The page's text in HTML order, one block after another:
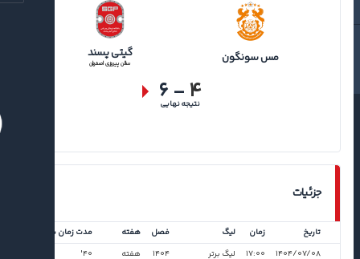
مس سونگون گیتی پسند
سالن پیروزی اصفهان
۴- ۶
نتیجه نهایی
جزئیات
تاریخ زمان لیگ فصل هفته
مدت زمان بازی
۱۴۰۴/۰۷/۰۸
۱۷:۰۰
لیگ برتر
۱۴۰۴
هفته
۴۰'